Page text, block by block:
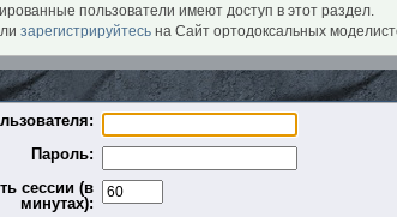
пользователи имеют доступ в этот раздел.
зарегистрируйтесь на Сайт ортодоксальных
Пароль:
сессии (в
минутах):